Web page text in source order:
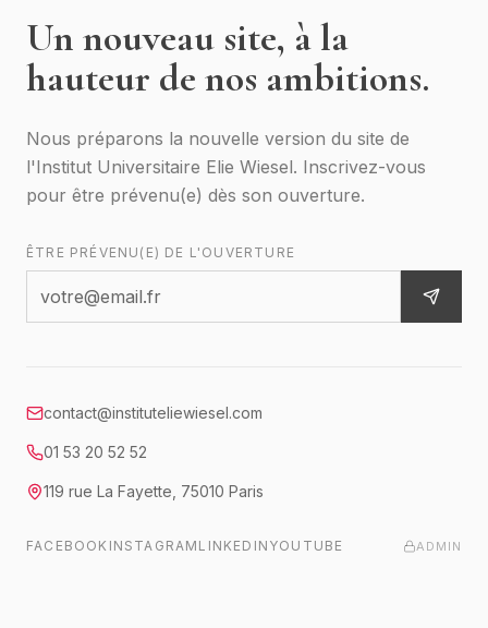
Un nouveau site, à la
hauteur de nos ambitions.
Nous préparons la nouvelle version du site de
l'Institut Universitaire Elie Wiesel. Inscrivez-vous
pour être prévenu(e) dès son ouverture.
ÊTRE PRÉVENU(E) DE L'OUVERTURE
contact@instituteliewiesel.com
01 53 20 52 52
119 rue La Fayette 75010 Paris
FACEBOOK INSTAGRAM LINKEDIN YOUTUBE ADMIN